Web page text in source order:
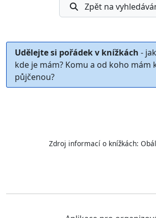
Zpět na
Udělejte si pořádek v knížkách -
kde je mám? Komu a od koho mám
půjčenou?
Zdroj informací o knížkách: